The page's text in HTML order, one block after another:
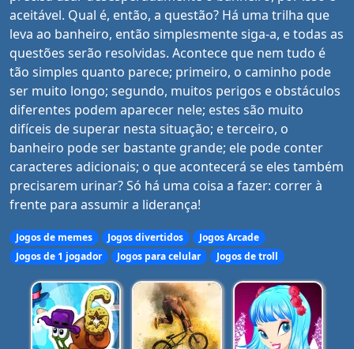
aceitável. Qual é, então, a questão? Há uma trilha que
leva ao banheiro, então simplesmente siga-a, e todas as
questões serão resolvidas. Acontece que nem tudo é
tão simples quanto parece; primeiro, o caminho pode
ser muito longo; segundo, muitos perigos e obstáculos
diferentes podem aparecer nele; estes são muito
difíceis de superar nesta situação; e terceiro, o
banheiro pode ser bastante grande; ele pode conter
caracteres adicionais; o que acontecerá se eles também
precisarem urinar? Só há uma coisa a fazer: correr à
frente para assumir a liderança!
Jogos de memes Jogos divertidos
Jogos Arcade
Jogos de 1 jogador
Jogos para celular Jogos de troll